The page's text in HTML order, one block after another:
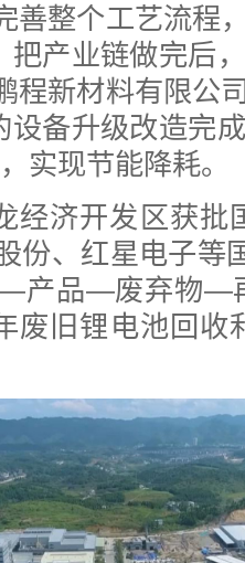
整个工艺流程
把产业链做完后
程新材料有限公
设备升级改造完
实现节能降耗。
济开发区获批
份、红星电子等
—产品—废弃物—
废旧锂电池回收